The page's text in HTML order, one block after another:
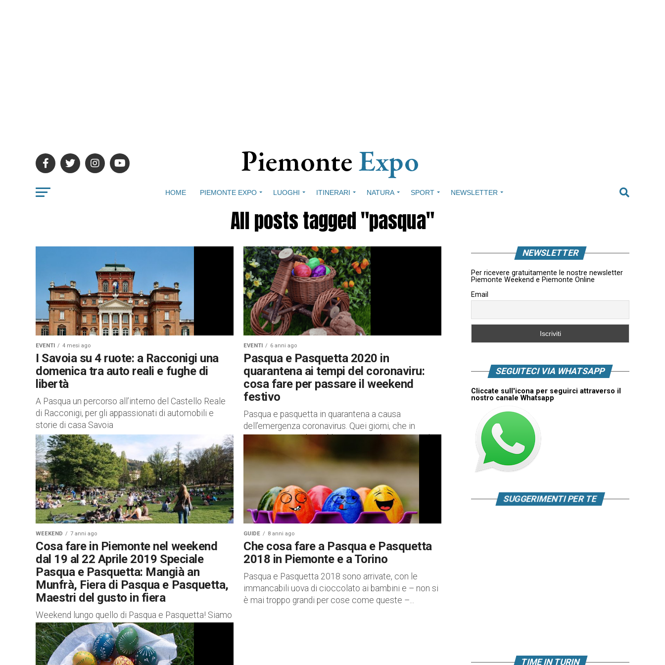
HOME PIEMONTE EXPO LUOGHI ITINERARI NATURA SPORT NEWSLETTER
All posts tagged "pasqua"
EVENTI 4 mesi ago
I Savoia su 4 ruote: a Racconigi una
domenica tra auto reali e fughe di
libertà
A Pasqua un percorso all’interno del Castello Reale
di Racconigi, per gli appassionati di automobili e
storie di casa Savoia
EVENTI 6 anni ago
Pasqua e Pasquetta 2020 in
quarantena ai tempi del coronaviru:
cosa fare per passare il weekend
festivo
Pasqua e pasquetta in quarantena a causa
dell’emergenza coronavirus. Quei giorni, che in
situazioni normali avrebbero portato le persone ad
uscire per godere del sole primaverile,...
WEEKEND 7 anni ago
Cosa fare in Piemonte nel weekend
dal 19 al 22 Aprile 2019 Speciale
Pasqua e Pasquetta: Mangià an
Munfrà, Fiera di Pasqua e Pasquetta,
Maestri del gusto in fiera
Weekend lungo quello di Pasqua e Pasquetta! Siamo
entrati nel vivo della Primavera e per fortuna il
maltempo sembra concederci una tregua per
passare le feste...
GUIDE 8 anni ago
Che cosa fare a Pasqua e Pasquetta
2018 in Piemonte e a Torino
Pasqua e Pasquetta 2018 sono arrivate, con le
immancabili uova di cioccolato ai bambini e – non si
è mai troppo grandi per cose come queste –...
NEWSLETTER
Per ricevere gratuitamente le nostre newsletter
Piemonte Weekend e Piemonte Online
Email
SEGUITECI VIA WHATSAPP
Cliccate sull'icona per seguirci attraverso il
nostro canale Whatsapp
SUGGERIMENTI PER TE
TIME IN TURIN